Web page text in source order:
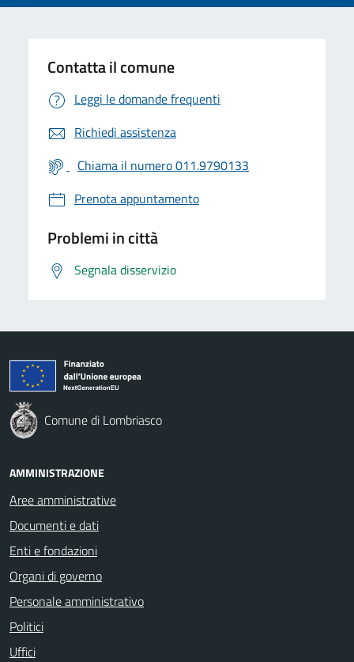
Contatta il comune
Leggi le domande frequenti
Richiedi assistenza
Chiama il numero 011.9790133
Prenota appuntamento
Problemi in città
Segnala disservizio
Comune di Lombriasco
AMMINISTRAZIONE
Aree amministrative
Documenti e dati
Enti e fondazioni
Organi di governo
Personale amministrativo
Politici
Uffici